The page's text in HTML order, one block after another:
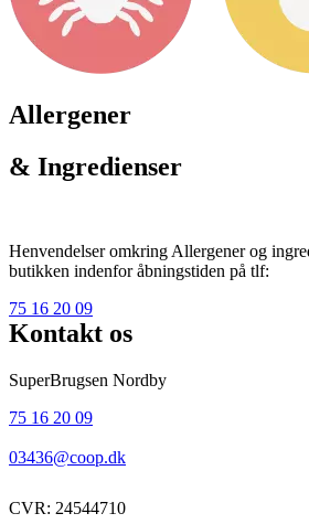
Allergener
& Ingredienser
Henvendelser omkring Allergener og
butikken indenfor åbningstiden på tlf:
75 16 20 09
Kontakt os
SuperBrugsen Nordby
75 16 20 09
03436@coop.dk
CVR: 24544710